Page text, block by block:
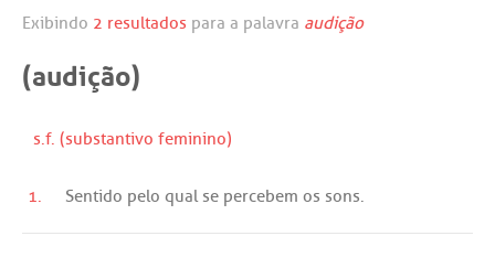
Exibindo 2 resultados para a palavra audição
(audição)
s.f. (substantivo feminino)
1. Sentido pelo qual se percebem os sons.